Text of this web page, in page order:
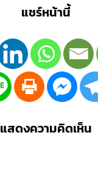
แชร์หน้านี้
แสดงความคิดเห็น